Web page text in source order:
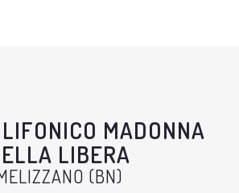
MADONNA
LIBERA
(BN)